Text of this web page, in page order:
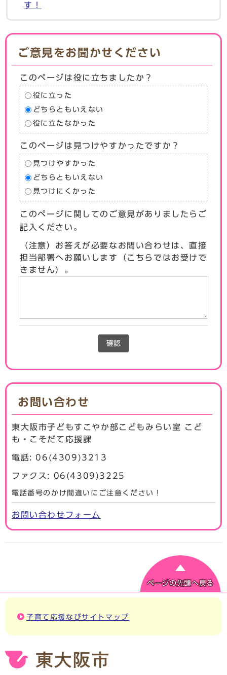
す！
ご意見をお聞かせください
このページは役に立ちましたか？
役に立った
どちらともいえない
役に立たなかった
このページは見つけやすかったですか？
見つけやすかった
どちらともいえない
見つけにくかった
このページに関してのご意見がありましたらご
記入ください。
（注意）お答えが必要なお問い合わせは、直接
担当部署へお願いします（こちらではお受けで
きません）。
確認
お問い合わせ
東大阪市子どもすこやか部こどもみらい室 こど
も・こそだて応援課
電話: 06(4309)3213
ファクス: 06(4309)3225
電話番号のかけ間違いにご注意ください！
お問い合わせフォーム
ページの先頭へ戻る
子育て応援なびサイトマップ